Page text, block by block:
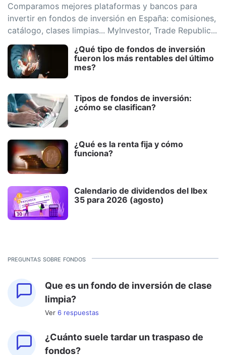
Comparamos mejores plataformas y bancos para
invertir en fondos de inversión en España: comisiones,
catálogo, clases limpias... MyInvestor, Trade Republic...
¿Qué tipo de fondos de inversión
fueron los más rentables del último
mes?
Tipos de fondos de inversión:
¿cómo se clasifican?
¿Qué es la renta fija y cómo
funciona?
Calendario de dividendos del Ibex
35 para 2026 (agosto)
preguntas sobre fondos
Que es un fondo de inversión de clase
limpia?
Ver 6 respuestas
¿Cuánto suele tardar un traspaso de
fondos?